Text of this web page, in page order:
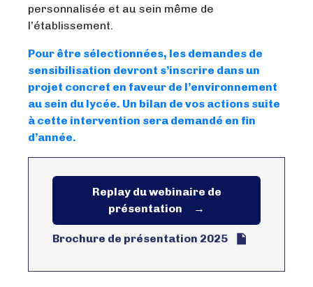
personnalisée et au sein même de
l’établissement.
Pour être sélectionnées, les demandes de
sensibilisation devront s’inscrire dans un
projet concret en faveur de l’environnement
au sein du lycée. Un bilan de vos actions suite
à cette intervention sera demandé en fin
d’année.
Replay du webinaire de
présentation
Brochure de présentation 2025